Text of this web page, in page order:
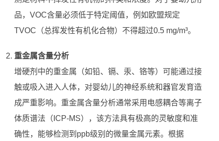
品，VOC含量必须低于特定阈值，例如欧盟规定
TVOC（总挥发性有机化合物）不得超过0.5 mg/m³。
重金属含量分析
增硬剂中的重金属（如铅、镉、汞、铬等）可能通过接
触或吸入进入人体，对婴幼儿的神经系统和器官发育造
成严重影响。重金属含量分析通常采用电感耦合等离子
体质谱法（ICP-MS），该方法具有极高的灵敏度和准
确性，能够检测到ppb级别的微量金属元素。根据